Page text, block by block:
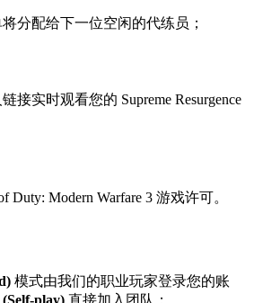
分配给下一位空闲的代练员；
接实时观看您的 Supreme Resurgence
Duty: Modern Warfare 3 游戏许可。
模式由我们的职业玩家登录您的账
(Self-play) 直接加入团队；